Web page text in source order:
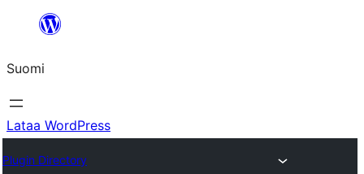
Suomi
Lataa WordPress
Plugin Directory